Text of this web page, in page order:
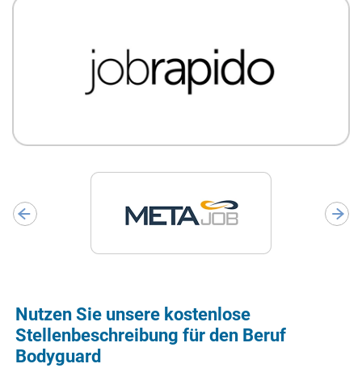
Nutzen Sie unsere kostenlose
Stellenbeschreibung für den Beruf
Bodyguard